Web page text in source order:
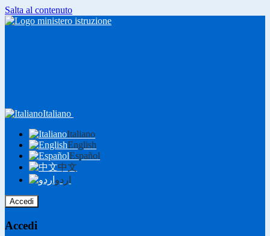
Salta al contenuto
Italiano
Italiano
English
Español
中文
اردو
Accedi
Accedi